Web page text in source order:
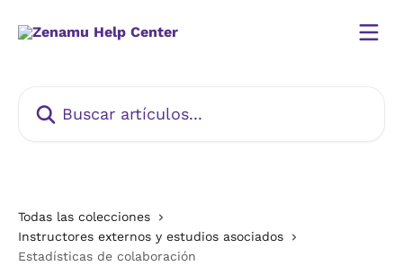
Todas las colecciones
Instructores externos y estudios asociados
Estadísticas de colaboración